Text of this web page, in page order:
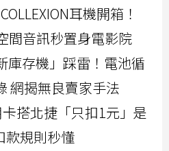
耳機開箱！
間音訊秒置身電影院
庫存機」踩雷！電池循
網揭無良賣家手法
搭北捷「只扣1元」是
款規則秒懂